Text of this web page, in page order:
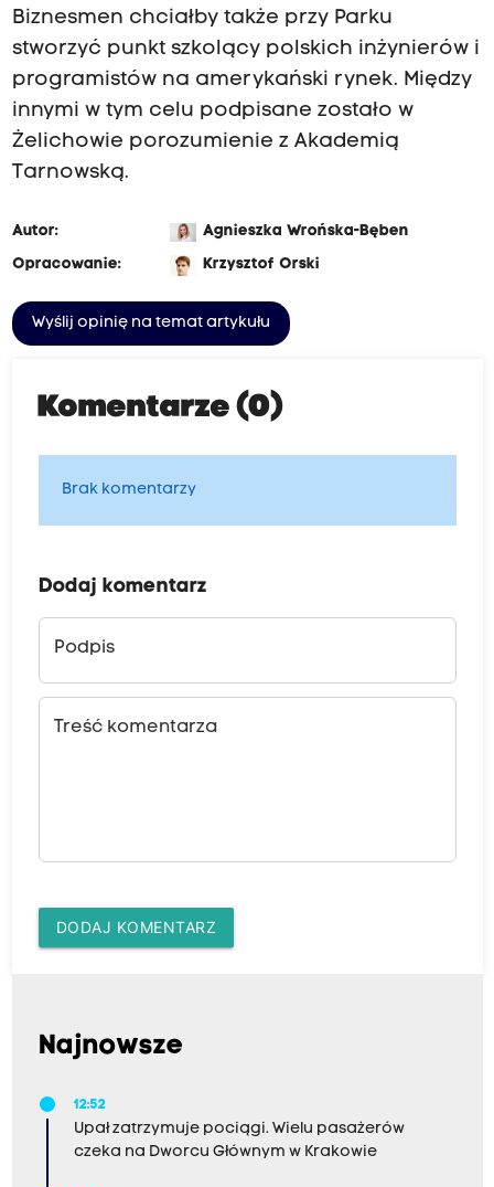
Biznesmen chciałby także przy Parku
stworzyć punkt szkolący polskich inżynierów i
programistów na amerykański rynek. Między
innymi w tym celu podpisane zostało w
Żelichowie porozumienie z Akademią
Tarnowską.
Autor:
Agnieszka Wrońska-Bęben
Opracowanie:
Krzysztof Orski
Wyślij opinię na temat artykułu
Komentarze (0)
Brak komentarzy
Dodaj komentarz
Podpis
Treść komentarza
DODAJ KOMENTARZ
Najnowsze
12:52
Upał zatrzymuje pociągi. Wielu pasażerów
czeka na Dworcu Głównym w Krakowie